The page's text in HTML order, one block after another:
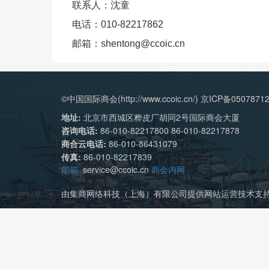
联系人：沈童
电话：010-82217862
邮箱：shentong@ccoic.cn
©中国国际商会(http://www.ccoic.cn/) 京ICP备
地址: 北京市西城区桦皮厂胡同2号国际商会大厦
咨询电话: 86-010-82217800 86-010-82217878
商合云电话: 86-010-86431079
传真: 86-010-82217839
邮箱 service@ccoic.cn商会内网
由集商网络科技（上海）有限公司提供网站运营技术支